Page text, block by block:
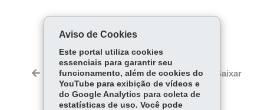
ce
bo
ok
Tw
itt
er
ts
Ap
p
Voltar Início Imprimir Baixar
Aviso de Cookies
Este portal utiliza cookies
essenciais para garantir seu
funcionamento, além de cookies do
YouTube para exibição de vídeos e
do Google Analytics para coleta de
estatísticas de uso. Você pode